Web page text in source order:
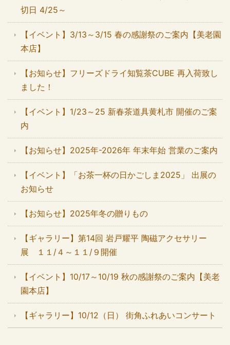
切日 4/25～
【イベント】3/13～3/15 春の感謝祭のご案内【美老園
本店】
【お知らせ】フリーズドライ知覧茶CUBE 再入荷致し
ました！
【イベント】1/23～25 新春茶道具黄札市 開催のご案
内
【お知らせ】2025年-2026年 年末年始 営業のご案内
【イベント】「お茶一杯の日かごしま2025」 出展の
お知らせ
【お知らせ】2025年冬の贈りもの
【ギャラリー】第14回 岩戸耀平 陶磁アクセサリー
展 １１/４～１１/９開催
【イベント】10/17～10/19 秋の感謝祭のご案内【美老
園本店】
【ギャラリー】10/12（日） 街角ふれあいコンサート